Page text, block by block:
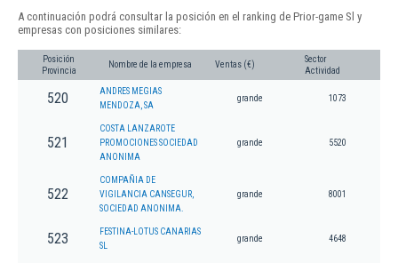
A continuación podrá consultar la posición en el ranking de Prior-game Sl y
empresas con posiciones similares:
Posición
Provincia
Nombre de la empresa Ventas (€)
Sector
Actividad
520
ANDRES MEGIAS
MENDOZA, SA
grande 1073
521
COSTA LANZAROTE
PROMOCIONES SOCIEDAD
ANONIMA
grande 5520
522
COMPAÑIA DE
VIGILANCIA CANSEGUR,
SOCIEDAD ANONIMA.
grande 8001
523
FESTINA-LOTUS CANARIAS
SL
grande 4648